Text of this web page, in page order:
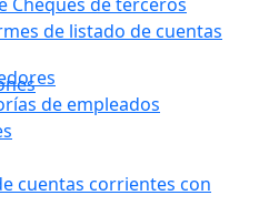
de listado de cuentas
de empleados
cuentas corrientes con